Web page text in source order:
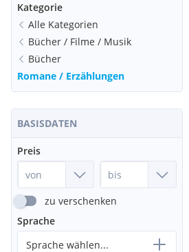
Kategorie
Alle Kategorien
Bücher / Filme / Musik
Bücher
Romane / Erzählungen
BASISDATEN
Preis
zu verschenken
Sprache
Sprache wählen...